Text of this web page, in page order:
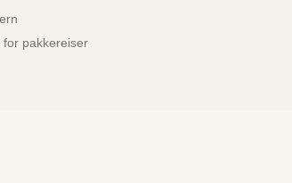
for pakkereiser